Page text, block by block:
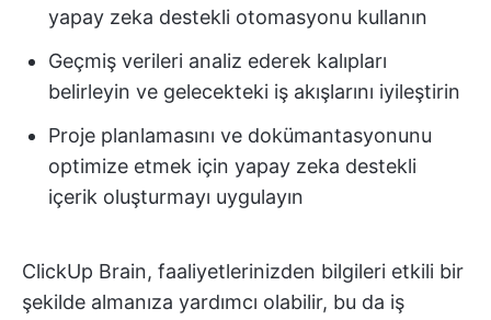
yapay zeka destekli otomasyonu kullanın
Geçmiş verileri analiz ederek kalıpları
belirleyin ve gelecekteki iş akışlarını iyileştirin
Proje planlamasını ve dokümantasyonunu
optimize etmek için yapay zeka destekli
içerik oluşturmayı uygulayın
ClickUp Brain, faaliyetlerinizden bilgileri etkili bir
şekilde almanıza yardımcı olabilir, bu da iş